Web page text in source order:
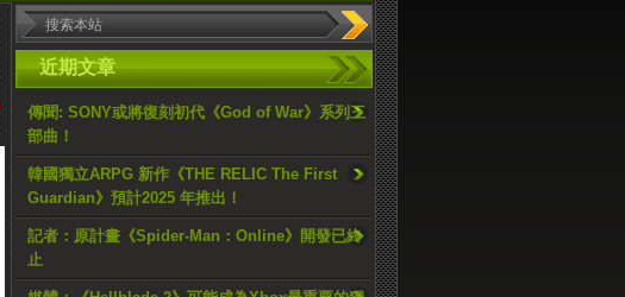
近期文章
傳聞: SONY或將復刻初代《God of War》系列三
部曲！
韓國獨立ARPG 新作《THE RELIC The First
Guardian》預計2025 年推出！
記者：原計畫《Spider-Man：Online》開發已終
止